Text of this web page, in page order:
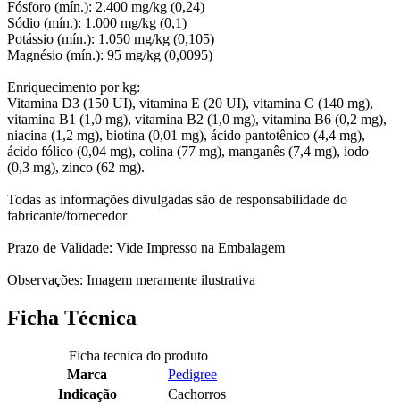
Fósforo (mín.): 2.400 mg/kg (0,24)
Sódio (mín.): 1.000 mg/kg (0,1)
Potássio (mín.): 1.050 mg/kg (0,105)
Magnésio (mín.): 95 mg/kg (0,0095)
Enriquecimento por kg:
Vitamina D3 (150 UI), vitamina E (20 UI), vitamina C (140 mg),
vitamina B1 (1,0 mg), vitamina B2 (1,0 mg), vitamina B6 (0,2 mg),
niacina (1,2 mg), biotina (0,01 mg), ácido pantotênico (4,4 mg),
ácido fólico (0,04 mg), colina (77 mg), manganês (7,4 mg), iodo
(0,3 mg), zinco (62 mg).
Todas as informações divulgadas são de responsabilidade do
fabricante/fornecedor
Prazo de Validade: Vide Impresso na Embalagem
Observações: Imagem meramente ilustrativa
Ficha Técnica
Ficha tecnica do produto
Marca
Pedigree
Indicação
Cachorros